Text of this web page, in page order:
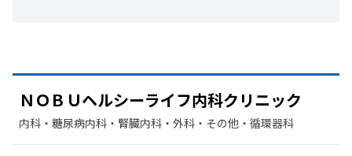
ＮＯＢＵヘルシーライフ内科クリニック
内科・​糖尿病内科・​腎臓内科・外科・​その他・​循環器科